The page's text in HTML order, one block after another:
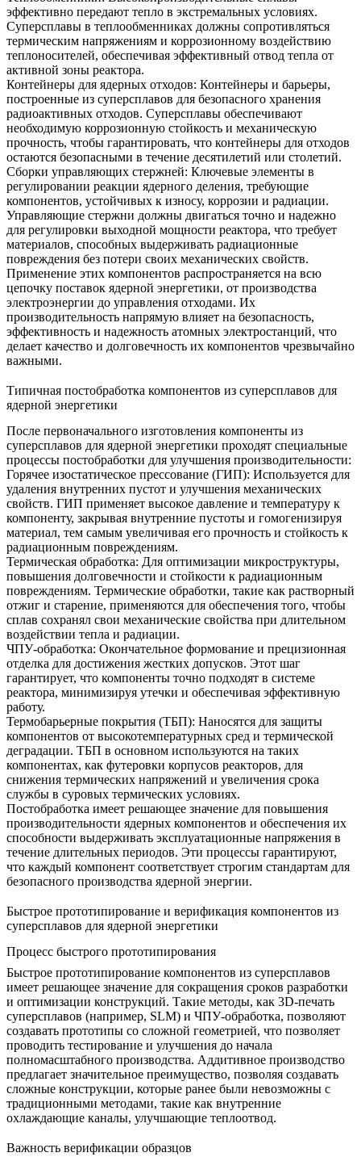
эффективно передают тепло в экстремальных условиях.
Суперсплавы в теплообменниках должны сопротивляться
термическим напряжениям и коррозионному воздействию
теплоносителей, обеспечивая эффективный отвод тепла от
активной зоны реактора.
Контейнеры для ядерных отходов: Контейнеры и барьеры,
построенные из суперсплавов для безопасного хранения
радиоактивных отходов. Суперсплавы обеспечивают
необходимую коррозионную стойкость и механическую
прочность, чтобы гарантировать, что контейнеры для отходов
остаются безопасными в течение десятилетий или столетий.
Сборки управляющих стержней: Ключевые элементы в
регулировании реакции ядерного деления, требующие
компонентов, устойчивых к износу, коррозии и радиации.
Управляющие стержни должны двигаться точно и надежно
для регулировки выходной мощности реактора, что требует
материалов, способных выдерживать радиационные
повреждения без потери своих механических свойств.
Применение этих компонентов распространяется на всю
цепочку поставок ядерной энергетики, от производства
электроэнергии до управления отходами. Их
производительность напрямую влияет на безопасность,
эффективность и надежность атомных электростанций, что
делает качество и долговечность их компонентов чрезвычайно
важными.
Типичная постобработка компонентов из суперсплавов для
ядерной энергетики
После первоначального изготовления компоненты из
суперсплавов для ядерной энергетики проходят специальные
процессы постобработки для улучшения производительности:
Горячее изостатическое прессование (ГИП): Используется для
удаления внутренних пустот и улучшения механических
свойств. ГИП применяет высокое давление и температуру к
компоненту, закрывая внутренние пустоты и гомогенизируя
материал, тем самым увеличивая его прочность и стойкость к
радиационным повреждениям.
Термическая обработка: Для оптимизации микроструктуры,
повышения долговечности и стойкости к радиационным
повреждениям. Термические обработки, такие как растворный
отжиг и старение, применяются для обеспечения того, чтобы
сплав сохранял свои механические свойства при длительном
воздействии тепла и радиации.
ЧПУ-обработка: Окончательное формование и прецизионная
отделка для достижения жестких допусков. Этот шаг
гарантирует, что компоненты точно подходят в системе
реактора, минимизируя утечки и обеспечивая эффективную
работу.
Термобарьерные покрытия (ТБП): Наносятся для защиты
компонентов от высокотемпературных сред и термической
деградации. ТБП в основном используются на таких
компонентах, как футеровки корпусов реакторов, для
снижения термических напряжений и увеличения срока
службы в суровых термических условиях.
Постобработка имеет решающее значение для повышения
производительности ядерных компонентов и обеспечения их
способности выдерживать эксплуатационные напряжения в
течение длительных периодов. Эти процессы гарантируют,
что каждый компонент соответствует строгим стандартам для
безопасного производства ядерной энергии.
Быстрое прототипирование и верификация компонентов из
суперсплавов для ядерной энергетики
Процесс быстрого прототипирования
Быстрое прототипирование компонентов из суперсплавов
имеет решающее значение для сокращения сроков разработки
и оптимизации конструкций. Такие методы, как 3D-печать
суперсплавов (например, SLM) и ЧПУ-обработка, позволяют
создавать прототипы со сложной геометрией, что позволяет
проводить тестирование и улучшения до начала
полномасштабного производства. Аддитивное производство
предлагает значительное преимущество, позволяя создавать
сложные конструкции, которые ранее были невозможны с
традиционными методами, такие как внутренние
охлаждающие каналы, улучшающие теплоотвод.
Важность верификации образцов